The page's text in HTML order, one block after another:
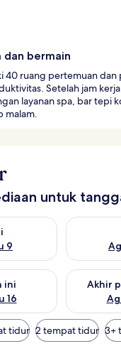
dan bermain
40 ruang pertemuan dan
Setelah jam kerja,
layanan spa, bar tepi
malam.
untuk
9
untuk malam ini Agu
Periksa
ini
16
untuk akhir pekan ini
Akhir
Periksa
tidur 2 tempat tidur 3+